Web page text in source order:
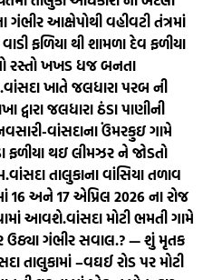
ગંભીર આક્ષેપોથી વહીવટી તંત્રમાં
ફળિયા થી શામળા દેવ ફળીયા
રસ્તો ખખડ ધજ બનતા
વાંસદા ખાતે જલધારા પરબ ની
જલધારા ઠંડા પાણીની
વાંસદાના ઉંમરકુઇ ગામે
ફળીયા થઇ લીમઝર ને જોડતો
વાંસદા તાલુકાના વાંસિયા તળાવ
અને 17 એપ્રિલ 2026 ના રોજ
આવશે.વાંસદા મોટી ભમતી ગામે
ઉઠ્યા ગંભીર સવાલ.? — શું મૃતક
તાલુકામાં –વઘઈ રોડ પર મોટી